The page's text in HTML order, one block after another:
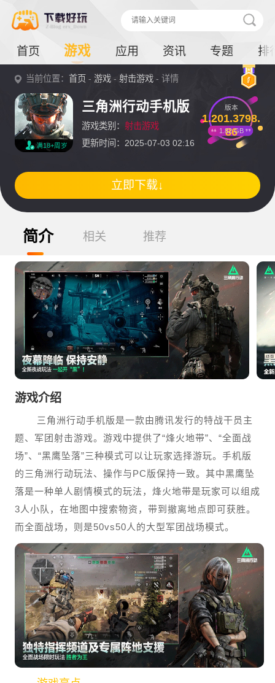
首页 游戏 应用 资讯 专题 排
当前位置：首页 -游戏 -射击游戏 - 详情
满18+周岁
三角洲行动手机版
游戏类别： 射击游戏
更新时间：2025-07-03 02:16
版本
1.201.3798.
86
1.82 GB
立即下载↓
简介 相关 推荐
游戏介绍
三角洲行动手机版是一款由腾讯发行的特战干员主
题、军团射击游戏。游戏中提供了“烽火地带”、“全面战
场”、“黑鹰坠落”三种模式可以让玩家选择游玩。手机版
的三角洲行动玩法、操作与PC版保持一致。其中黑鹰坠
落是一种单人剧情模式的玩法，烽火地带是玩家可以组成
3人小队，在地图中搜索物资，带到撤离地点即可获胜。
而全面战场，则是50vs50人的大型军团战场模式。